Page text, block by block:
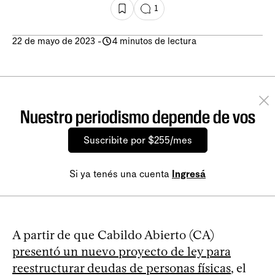
1
22 de mayo de 2023 - 4 minutos de lectura
Nuestro periodismo depende de vos
Suscribite por $255/mes
Si ya tenés una cuenta Ingresá
A partir de que Cabildo Abierto (CA)
presentó un nuevo proyecto de ley para
reestructurar deudas de personas físicas, el